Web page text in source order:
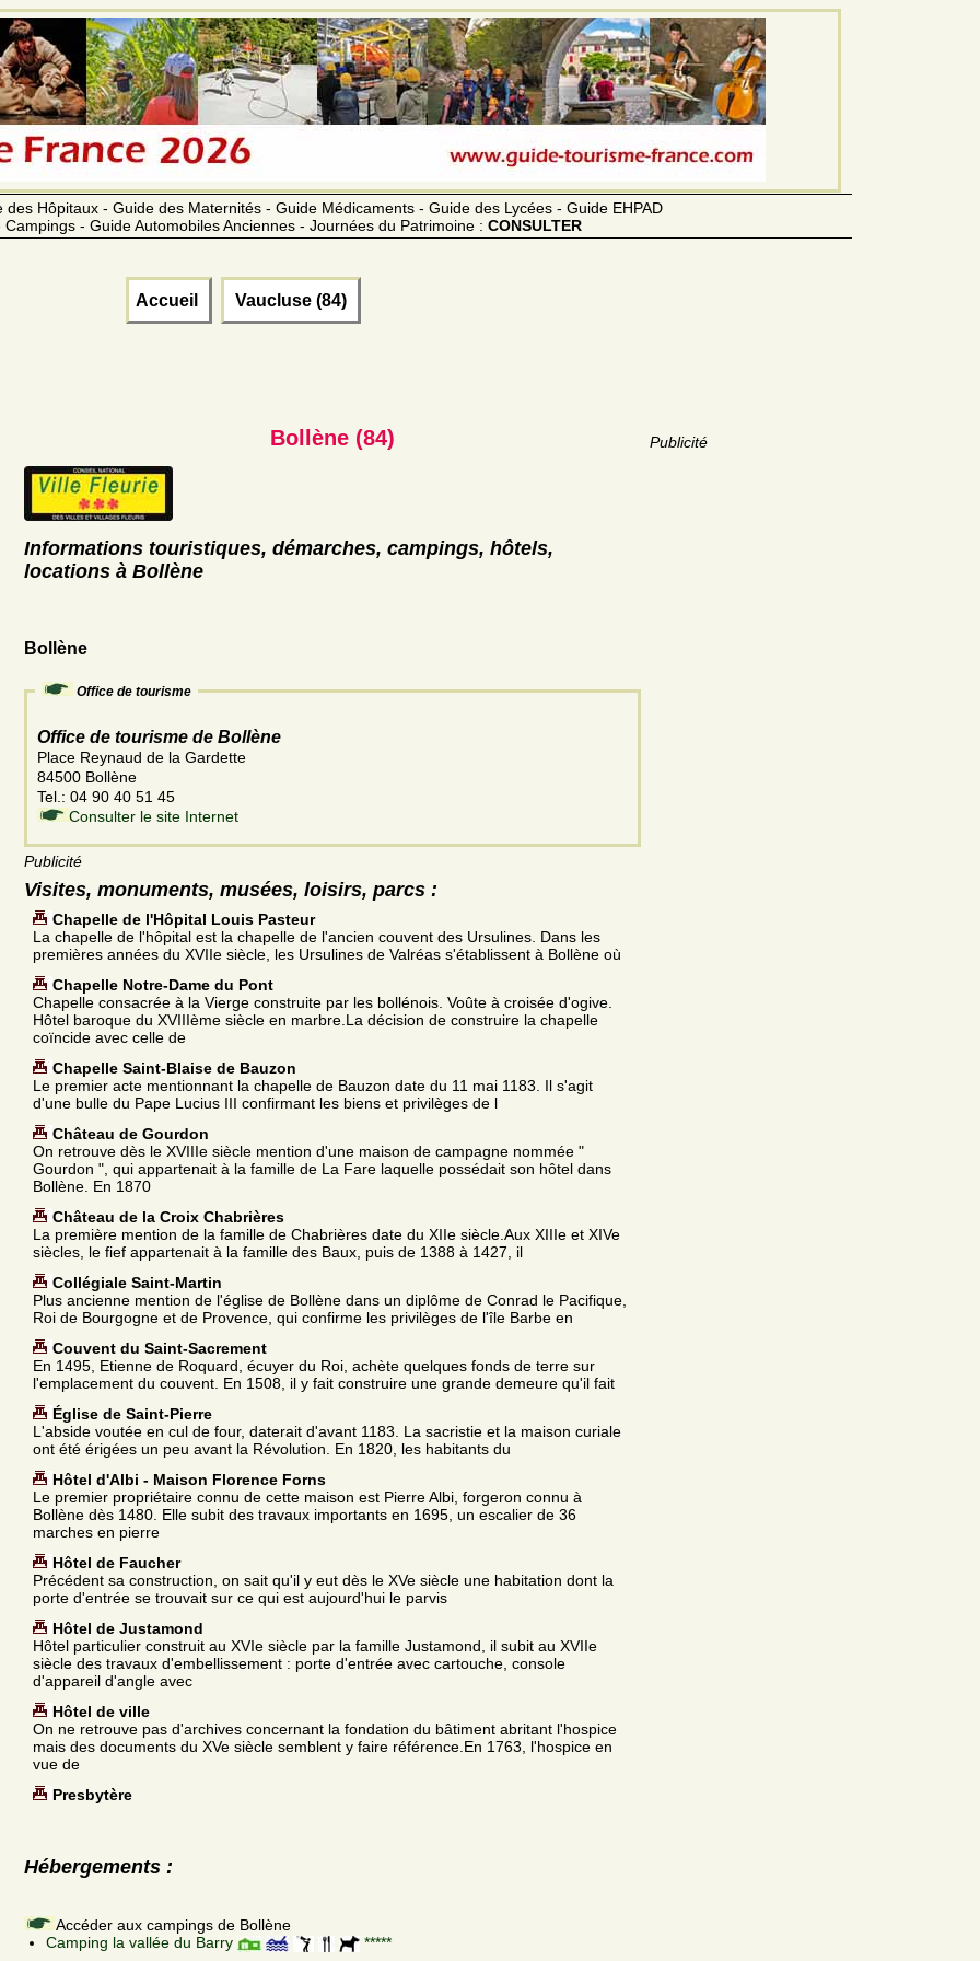
Hôpitaux - Guide des Maternités - Guide Médicaments - Guide des Lycées - Guide EHPAD
- Guide Automobiles Anciennes - Journées du Patrimoine : CONSULTER
Accueil Vaucluse (84)
Publicité
Bollène (84)
Informations touristiques, démarches, campings, hôtels,
locations à Bollène
Bollène
Office de tourisme
Office de tourisme de Bollène
Place Reynaud de la Gardette
84500 Bollène
Tel.: 04 90 40 51 45
Consulter le site Internet
Publicité
Visites, monuments, musées, loisirs, parcs :
Chapelle de l'Hôpital Louis Pasteur
La chapelle de l'hôpital est la chapelle de l'ancien couvent des Ursulines. Dans les
premières années du XVIIe siècle, les Ursulines de Valréas s'établissent à Bollène où
Chapelle Notre-Dame du Pont
Chapelle consacrée à la Vierge construite par les bollénois. Voûte à croisée d'ogive.
Hôtel baroque du XVIIIème siècle en marbre.La décision de construire la chapelle
coïncide avec celle de
Chapelle Saint-Blaise de Bauzon
Le premier acte mentionnant la chapelle de Bauzon date du 11 mai 1183. Il s'agit
d'une bulle du Pape Lucius III confirmant les biens et privilèges de l
Château de Gourdon
On retrouve dès le XVIIIe siècle mention d'une maison de campagne nommée "
Gourdon ", qui appartenait à la famille de La Fare laquelle possédait son hôtel dans
Bollène. En 1870
Château de la Croix Chabrières
La première mention de la famille de Chabrières date du XIIe siècle.Aux XIIIe et XIVe
siècles, le fief appartenait à la famille des Baux, puis de 1388 à 1427, il
Collégiale Saint-Martin
Plus ancienne mention de l'église de Bollène dans un diplôme de Conrad le Pacifique,
Roi de Bourgogne et de Provence, qui confirme les privilèges de l'île Barbe en
Couvent du Saint-Sacrement
En 1495, Etienne de Roquard, écuyer du Roi, achète quelques fonds de terre sur
l'emplacement du couvent. En 1508, il y fait construire une grande demeure qu'il fait
Église de Saint-Pierre
L'abside voutée en cul de four, daterait d'avant 1183. La sacristie et la maison curiale
ont été érigées un peu avant la Révolution. En 1820, les habitants du
Hôtel d'Albi - Maison Florence Forns
Le premier propriétaire connu de cette maison est Pierre Albi, forgeron connu à
Bollène dès 1480. Elle subit des travaux importants en 1695, un escalier de 36
marches en pierre
Hôtel de Faucher
Précédent sa construction, on sait qu'il y eut dès le XVe siècle une habitation dont la
porte d'entrée se trouvait sur ce qui est aujourd'hui le parvis
Hôtel de Justamond
Hôtel particulier construit au XVIe siècle par la famille Justamond, il subit au XVIIe
siècle des travaux d'embellissement : porte d'entrée avec cartouche, console
d'appareil d'angle avec
Hôtel de ville
On ne retrouve pas d'archives concernant la fondation du bâtiment abritant l'hospice
mais des documents du XVe siècle semblent y faire référence.En 1763, l'hospice en
vue de
Presbytère
Hébergements :
Accéder aux campings de Bollène
Camping la vallée du Barry
*****